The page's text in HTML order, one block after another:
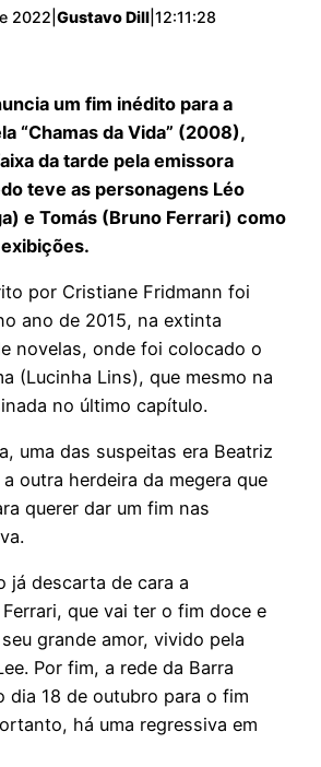
2022 Gustavo Dill 12:11:28
um fim inédito para a
“Chamas da Vida” (2008),
da tarde pela emissora
teve as personagens Léo
e Tomás (Bruno Ferrari) como
por Cristiane Fridmann foi
ano de 2015, na extinta
novelas, onde foi colocado o
(Lucinha Lins), que mesmo na
no último capítulo.
uma das suspeitas era Beatriz
outra herdeira da megera que
querer dar um fim nas
já descarta de cara a
que vai ter o fim doce e
grande amor, vivido pela
Por fim, a rede da Barra
dia 18 de outubro para o fim
há uma regressiva em